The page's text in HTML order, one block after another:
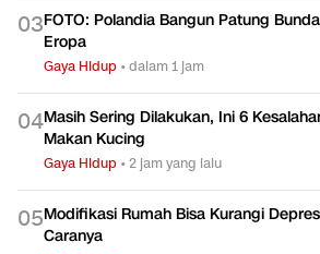
02Jangan Lahap 6 Makanan Ini
Pasangan
Gaya Hidup •dalam 4 jam
03FOTO: Polandia Bangun Patung Bunda
Eropa
Gaya Hidup • dalam 1 jam
04Masih Sering Dilakukan, Ini 6
Makan Kucing